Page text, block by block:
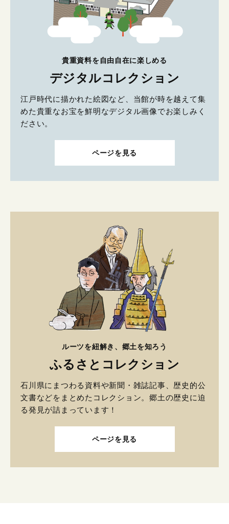
貴重資料を自由自在に楽しめる
デジタルコレクション
江戸時代に描かれた絵図など、当館が時を越えて集
めた貴重なお宝を鮮明なデジタル画像でお楽しみく
ださい。
ページを見る
ルーツを紐解き、郷土を知ろう
ふるさとコレクション
石川県にまつわる資料や新聞・雑誌記事、歴史的公
文書などをまとめたコレクション。郷土の歴史に迫
る発見が詰まっています！
ページを見る